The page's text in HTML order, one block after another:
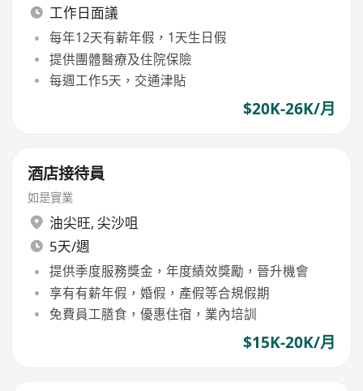
工作日面議
每年12天有薪年假，1天生日假
提供團體醫療及住院保險
每週工作5天，交通津貼
$20K-26K/月
酒店接待員
如是實業
油尖旺, 尖沙咀
5天/週
提供季度服務獎金，年度績效獎勵，晉升機會
享有有薪年假，婚假，產假等合規假期
免費員工膳食，優惠住宿，業內培訓
$15K-20K/月